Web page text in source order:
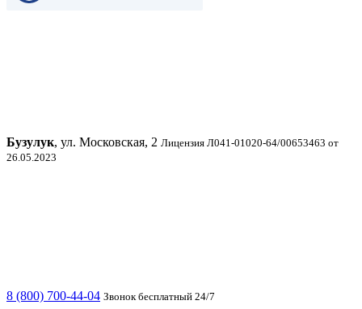
Бузулук, ул. Московская, 2 Лицензия Л041-01020-64/00653463 от
26.05.2023
8 (800) 700-44-04 Звонок бесплатный 24/7